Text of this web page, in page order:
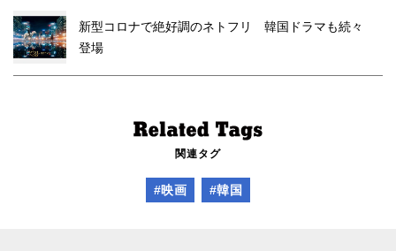
新型コロナで絶好調のネトフリ 韓国ドラマも続々
登場
関連タグ
#映画 #韓国